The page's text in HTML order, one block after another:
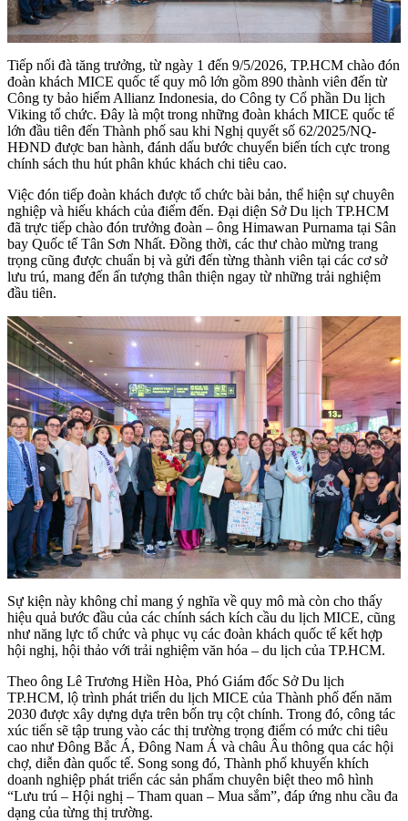
Tiếp nối đà tăng trưởng, từ ngày 1 đến 9/5/2026, TP.HCM chào đón
đoàn khách MICE quốc tế quy mô lớn gồm 890 thành viên đến từ
Công ty bảo hiểm Allianz Indonesia, do Công ty Cổ phần Du lịch
Viking tổ chức. Đây là một trong những đoàn khách MICE quốc tế
lớn đầu tiên đến Thành phố sau khi Nghị quyết số 62/2025/NQ-
HĐND được ban hành, đánh dấu bước chuyển biến tích cực trong
chính sách thu hút phân khúc khách chi tiêu cao.
Việc đón tiếp đoàn khách được tổ chức bài bản, thể hiện sự chuyên
nghiệp và hiếu khách của điểm đến. Đại diện Sở Du lịch TP.HCM
đã trực tiếp chào đón trưởng đoàn – ông Himawan Purnama tại Sân
bay Quốc tế Tân Sơn Nhất. Đồng thời, các thư chào mừng trang
trọng cũng được chuẩn bị và gửi đến từng thành viên tại các cơ sở
lưu trú, mang đến ấn tượng thân thiện ngay từ những trải nghiệm
đầu tiên.
Sự kiện này không chỉ mang ý nghĩa về quy mô mà còn cho thấy
hiệu quả bước đầu của các chính sách kích cầu du lịch MICE, cũng
như năng lực tổ chức và phục vụ các đoàn khách quốc tế kết hợp
hội nghị, hội thảo với trải nghiệm văn hóa – du lịch của TP.HCM.
Theo ông Lê Trương Hiền Hòa, Phó Giám đốc Sở Du lịch
TP.HCM, lộ trình phát triển du lịch MICE của Thành phố đến năm
2030 được xây dựng dựa trên bốn trụ cột chính. Trong đó, công tác
xúc tiến sẽ tập trung vào các thị trường trọng điểm có mức chi tiêu
cao như Đông Bắc Á, Đông Nam Á và châu Âu thông qua các hội
chợ, diễn đàn quốc tế. Song song đó, Thành phố khuyến khích
doanh nghiệp phát triển các sản phẩm chuyên biệt theo mô hình
“Lưu trú – Hội nghị – Tham quan – Mua sắm”, đáp ứng nhu cầu đa
dạng của từng thị trường.